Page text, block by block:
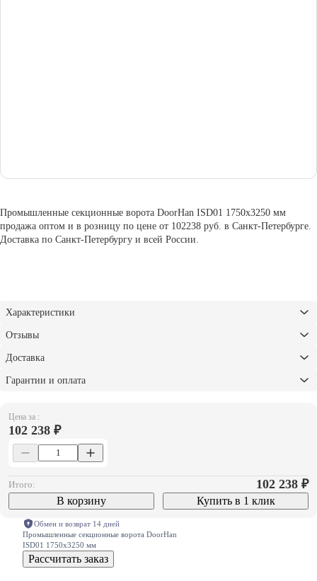
Цена за :
102 238 ₽
Итого: 102 238 ₽
В корзину Купить в 1 клик
Обмен и возврат 14 дней
Промышленные секционные ворота DoorHan
ISD01 1750х3250 мм
Рассчитать заказ
Промышленные секционные ворота DoorHan ISD01 1750х3250 мм
продажа оптом и в розницу по цене от 102238 руб. в Санкт-Петербурге.
Доставка по Санкт-Петербургу и всей России.
Характеристики
Отзывы
Доставка
Гарантии и оплата